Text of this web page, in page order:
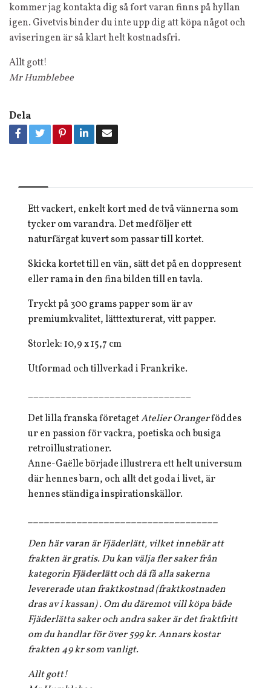
kommer jag kontakta dig så fort varan finns på hyllan
igen. Givetvis binder du inte upp dig att köpa något och
aviseringen är så klart helt kostnadsfri.
Allt gott!
Mr Humblebee
Dela
Ett vackert, enkelt kort med de två vännerna som
tycker om varandra. Det medföljer ett
naturfärgat kuvert som passar till kortet.
Skicka kortet till en vän, sätt det på en doppresent
eller rama in den fina bilden till en tavla.
Tryckt på 300 grams papper som är av
premiumkvalitet, lätttexturerat, vitt papper.
Storlek: 10,9 x 15,7 cm
Utformad och tillverkad i Frankrike.
Det lilla franska företagetAtelier Orangerföddes
ur en passion för vackra, poetiska och busiga
retroillustrationer.
Anne-Gaëlle började illustrera ett helt universum
där hennes barn, och allt det goda i livet, är
hennes ständiga inspirationskällor.
___________________________________
Den här varan är Fjäderlätt, vilket innebär att
frakten är gratis. Du kan välja fler saker från
kategorinFjäderlättoch då få alla sakerna
levererade utan fraktkostnad (fraktkostnaden
dras av i kassan) . Om du däremot vill köpa både
Fjäderlätta saker och andra saker är det fraktfritt
om du handlar för över 599 kr. Annars kostar
frakten 49 kr som vanligt.
Allt gott!